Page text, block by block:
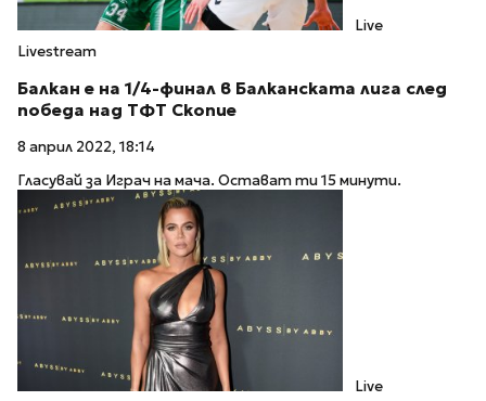
Live
Livestream
Балкан е на 1/4-финал в Балканската лига след
победа над ТФТ Скопие
8 април 2022, 18:14
Гласувай за Играч на мача. Остават ти 15 минути.
Live